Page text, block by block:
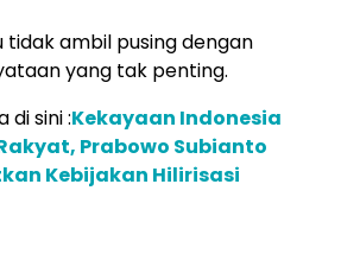
tidak ambil pusing dengan
yang tak penting.
di sini :Kekayaan Indonesia
Prabowo Subianto
Kebijakan Hilirisasi